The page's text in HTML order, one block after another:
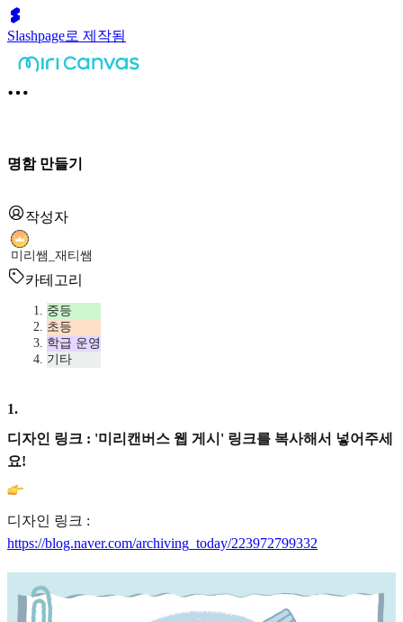
Slashpage로 제작됨
명함 만들기
작성자
미리쌤_재티쌤
카테고리
중등
초등
학급 운영
기타
1.
디자인 링크 : '미리캔버스 웹 게시' 링크를 복사해서 넣어주세
요!
디자인 링크 :
https://blog.naver.com/archiving_today/223972799332